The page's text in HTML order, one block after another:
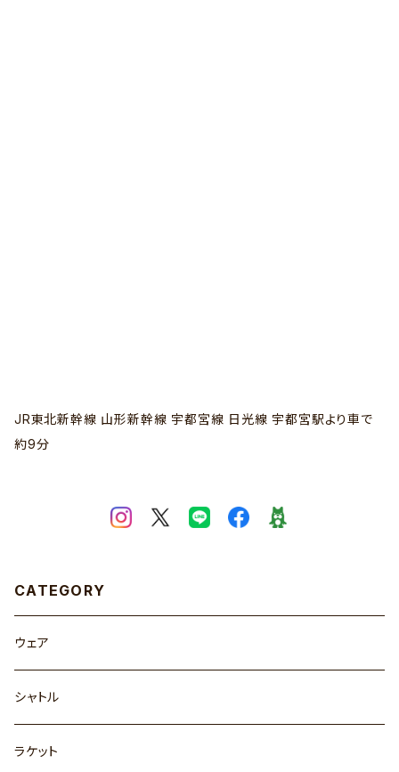
JR東北新幹線 山形新幹線 宇都宮線 日光線 宇都宮駅より車で
約9分
CATEGORY
ウェア
シャトル
ラケット